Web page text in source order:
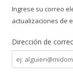
Ingrese su correo
actualizaciones de
Dirección de
Dirección
de
correo